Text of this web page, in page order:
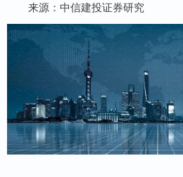
来源：中信建投证券研究